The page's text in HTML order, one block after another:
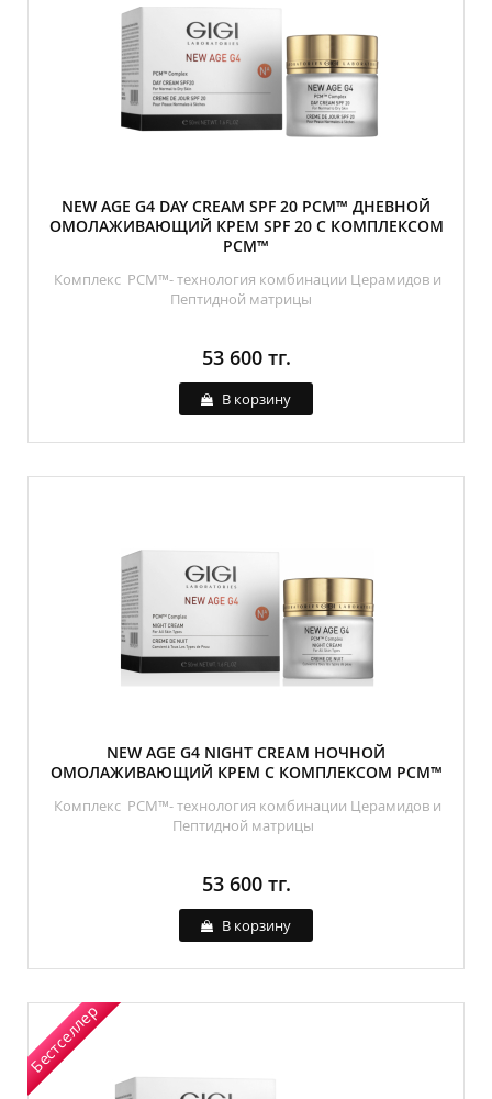
NEW AGE G4 DAY CREAM SPF 20 PCM™ ДНЕВНОЙ
ОМОЛАЖИВАЮЩИЙ КРЕМ SPF 20 С КОМПЛЕКСОМ
PCM™
Комплекс PCM™- технология комбинации Церамидов и
Пептидной матрицы
53 600 тг.
В корзину
NEW AGE G4 NIGHT CREAM НОЧНОЙ
ОМОЛАЖИВАЮЩИЙ КРЕМ С КОМПЛЕКСОМ PCM™
Комплекс PCM™- технология комбинации Церамидов и
Пептидной матрицы
53 600 тг.
В корзину
Бестселлер